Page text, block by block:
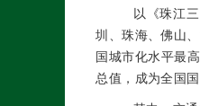
以《珠江
圳、珠海、佛山
国城市化水平最
总值，成为全国